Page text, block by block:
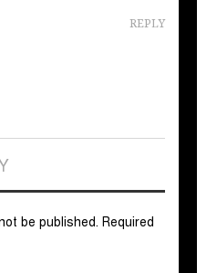
REPLY
be published. Required